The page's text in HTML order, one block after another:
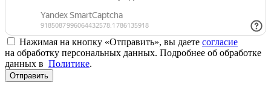
Нажимая на кнопку «Отправить», вы даете согласие
на обработку персональных данных. Подробнее об обработке
данных в Политике.
Отправить